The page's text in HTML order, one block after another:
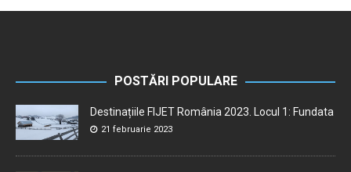
POSTĂRI POPULARE
Destinațiile FIJET România 2023. Locul 1: Fundata
21 februarie 2023